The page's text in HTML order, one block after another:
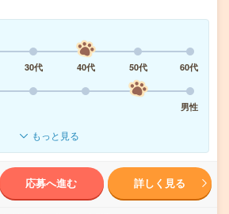
30代 40代 50代
60代
男性
もっと見る
応募へ進む 詳しく見る